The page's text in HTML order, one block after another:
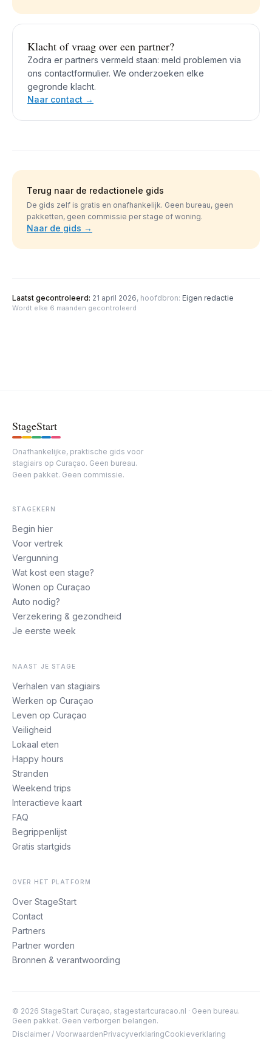
Klacht of vraag over een partner?
Zodra er partners vermeld staan: meld problemen via
ons contactformulier. We onderzoeken elke
gegronde klacht.
Naar contact →
Terug naar de redactionele gids
De gids zelf is gratis en onafhankelijk. Geen bureau, geen
pakketten, geen commissie per stage of woning.
Naar de gids →
Laatst gecontroleerd: 21 april 2026, hoofdbron: Eigen redactie
Wordt elke 6 maanden gecontroleerd
StageStart
Onafhankelijke, praktische gids voor
stagiairs op Curaçao. Geen bureau.
Geen pakket. Geen commissie.
STAGEKERN
Begin hier
Voor vertrek
Vergunning
Wat kost een stage?
Wonen op Curaçao
Auto nodig?
Verzekering & gezondheid
Je eerste week
NAAST JE STAGE
Verhalen van stagiairs
Werken op Curaçao
Leven op Curaçao
Veiligheid
Lokaal eten
Happy hours
Stranden
Weekend trips
Interactieve kaart
FAQ
Begrippenlijst
Gratis startgids
OVER HET PLATFORM
Over StageStart
Contact
Partners
Partner worden
Bronnen & verantwoording
© 2026 StageStart Curaçao, stagestartcuracao.nl · Geen bureau.
Geen pakket. Geen verborgen belangen.
Disclaimer / VoorwaardenPrivacyverklaringCookieverklaring